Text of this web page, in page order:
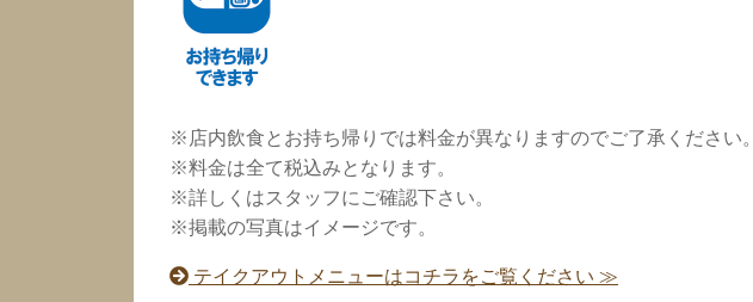
※店内飲食とお持ち帰りでは料金が異なりますのでご了承ください。
※料金は全て税込みとなります。
※詳しくはスタッフにご確認下さい。
※掲載の写真はイメージです。
テイクアウトメニューはコチラをご覧ください ≫